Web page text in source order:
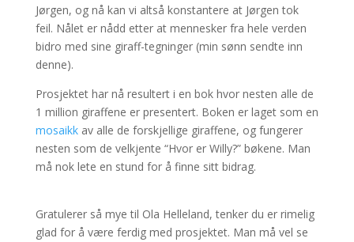
Jørgen, og nå kan vi altså konstantere at Jørgen tok
feil. Nålet er nådd etter at mennesker fra hele verden
bidro med sine giraff-tegninger (min sønn sendte inn
denne).
Prosjektet har nå resultert i en bok hvor nesten alle de
1 million giraffene er presentert. Boken er laget som en
mosaikkav alle de forskjellige giraffene, og fungerer
nesten som de velkjente “Hvor er Willy?” bøkene. Man
må nok lete en stund for å finne sitt bidrag.
Gratulerer så mye til Ola Helleland, tenker du er rimelig
glad for å være ferdig med prosjektet. Man må vel se